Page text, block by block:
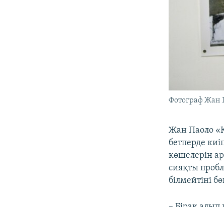
Фотограф Жан
Жан Паоло
бетперде
көшелерін
сияқты
білмейтіні